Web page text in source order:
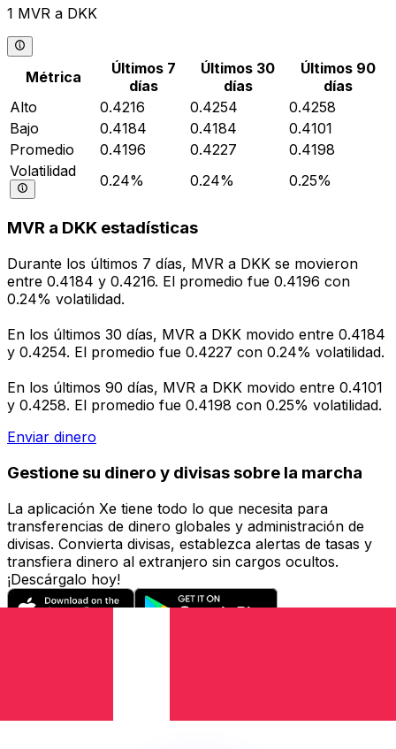
1 MVR a DKK
Métrica
Últimos 7
días
Últimos 30
días
Últimos 90
días
Alto
0.4216 0.4254
0.4258
Bajo
0.4184 0.4184
0.4101
Promedio
0.4196 0.4227
0.4198
Volatilidad
0.24% 0.24% 0.25%
MVR a DKK estadísticas
Durante los últimos 7 días, MVR a DKK se movieron
entre 0.4184 y 0.4216. El promedio fue 0.4196 con
0.24% volatilidad.
En los últimos 30 días, MVR a DKK movido entre 0.4184
y 0.4254. El promedio fue 0.4227 con 0.24% volatilidad.
En los últimos 90 días, MVR a DKK movido entre 0.4101
y 0.4258. El promedio fue 0.4198 con 0.25% volatilidad.
Enviar dinero
Gestione su dinero y divisas sobre la marcha
La aplicación Xe tiene todo lo que necesita para
transferencias de dinero globales y administración de
divisas. Convierta divisas, establezca alertas de tasas y
transfiera dinero al extranjero sin cargos ocultos.
¡Descárgalo hoy!